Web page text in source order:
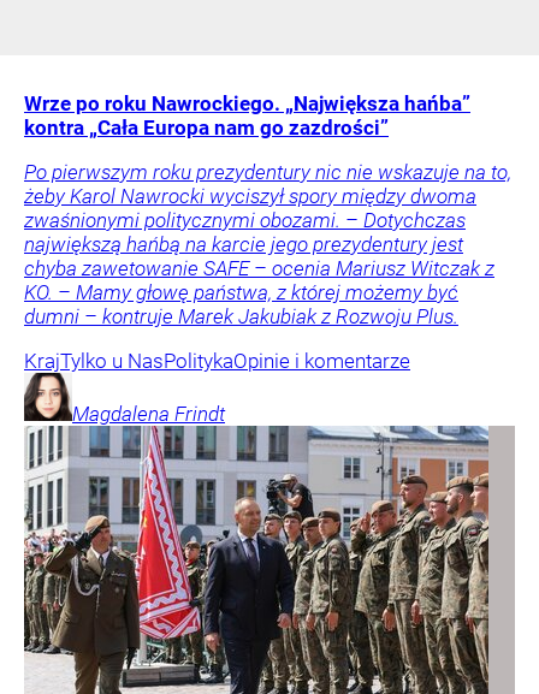
Wrze po roku Nawrockiego. „Największa hańba”
kontra „Cała Europa nam go zazdrości”
Po pierwszym roku prezydentury nic nie wskazuje na to,
żeby Karol Nawrocki wyciszył spory między dwoma
zwaśnionymi politycznymi obozami. – Dotychczas
największą hańbą na karcie jego prezydentury jest
chyba zawetowanie SAFE – ocenia Mariusz Witczak z
KO. – Mamy głowę państwa, z której możemy być
dumni – kontruje Marek Jakubiak z Rozwoju Plus.
KrajTylko u NasPolitykaOpinie i komentarze
Magdalena Frindt